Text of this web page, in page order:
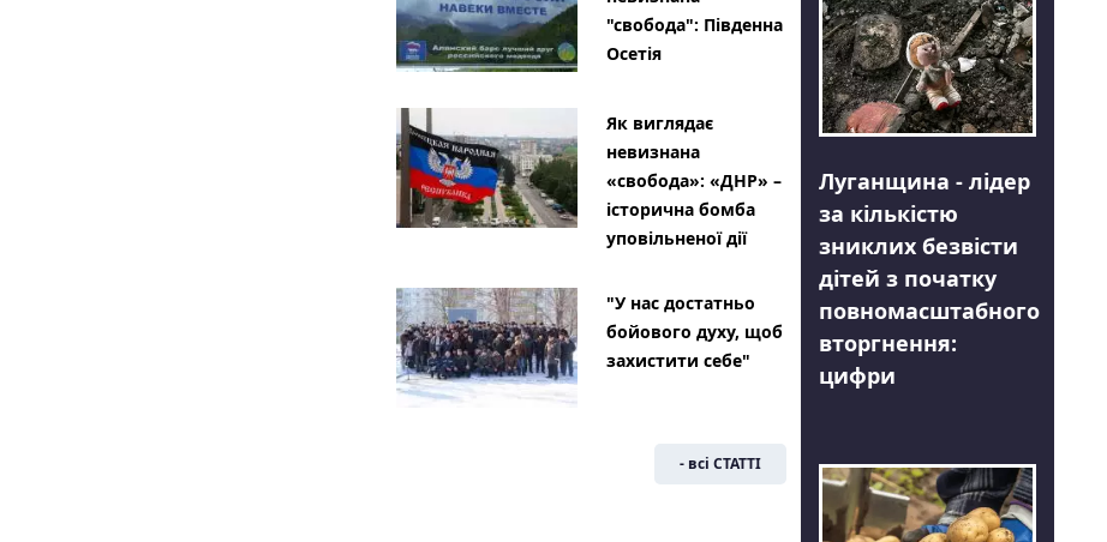
"свобода": Південна
Осетія
Як виглядає
невизнана
«свобода»: «ДНР» –
історична бомба
уповільненої дії
"У нас достатньо
бойового духу, щоб
захистити себе"
- всі СТАТТІ
Луганщина - лідер
за кількістю
зниклих безвісти
дітей з початку
повномасштабного
вторгнення:
цифри